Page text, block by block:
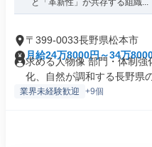
と「革新性」が共存する組織...
〒399-0033長野県松本市
月給24万8000円～34万
求める人物像 部門・体制強
化、自然が調和する長野県
業界未経験歓迎 +9個